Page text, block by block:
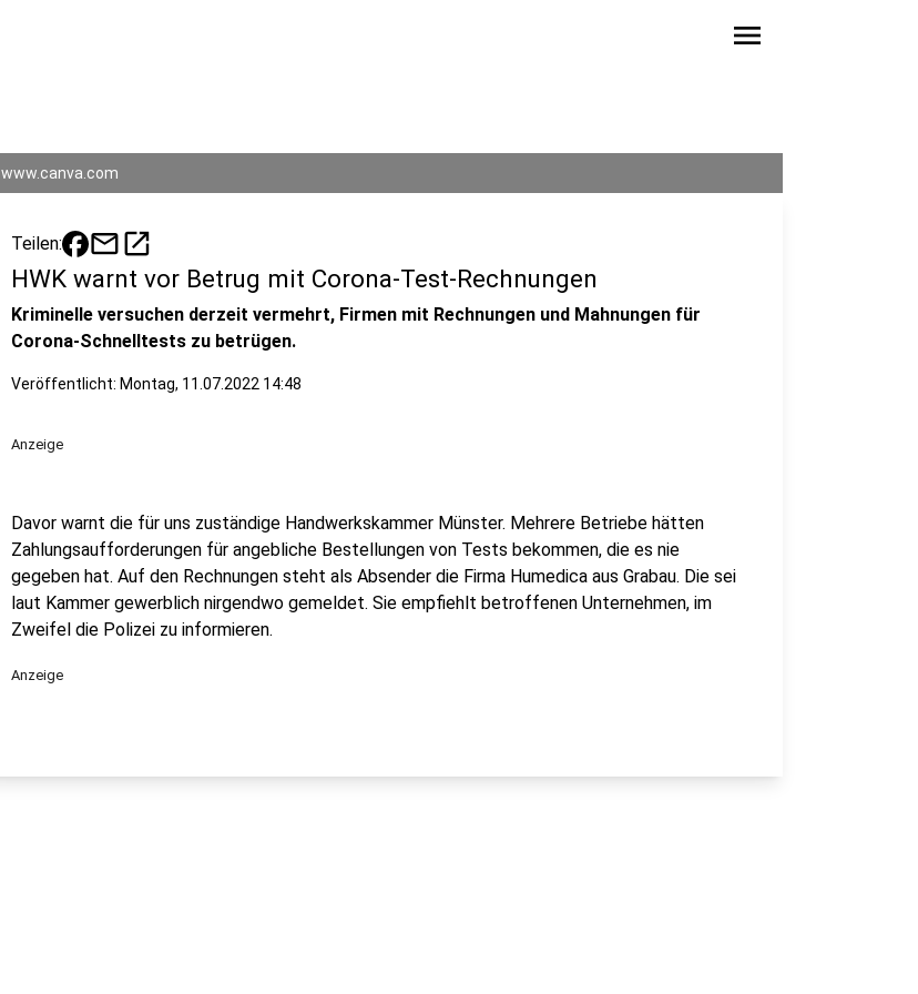
menu
www.canva.com
Teilen: mailopen_in_new
HWK warnt vor Betrug mit Corona-Test-Rechnungen
Kriminelle versuchen derzeit vermehrt, Firmen mit Rechnungen und Mahnungen für
Corona-Schnelltests zu betrügen.
Veröffentlicht: Montag, 11.07.2022 14:48
Anzeige
Davor warnt die für uns zuständige Handwerkskammer Münster. Mehrere Betriebe hätten
Zahlungsaufforderungen für angebliche Bestellungen von Tests bekommen, die es nie
gegeben hat. Auf den Rechnungen steht als Absender die Firma Humedica aus Grabau. Die sei
laut Kammer gewerblich nirgendwo gemeldet. Sie empfiehlt betroffenen Unternehmen, im
Zweifel die Polizei zu informieren.
Anzeige